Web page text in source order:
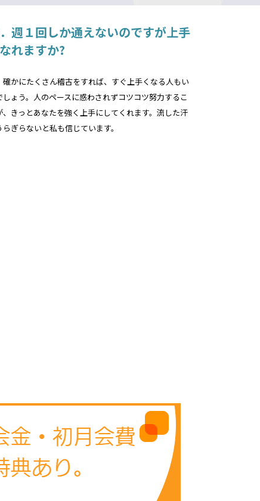
週１回しか通えないのですが上手
れますか?
確かにたくさん稽古をすれば、すぐ上手くなる人もい
しょう。人のペースに惑わされずコツコツ努力するこ
、きっとあなたを強く上手にしてくれます。流した汗
らぎらないと私も信じています。